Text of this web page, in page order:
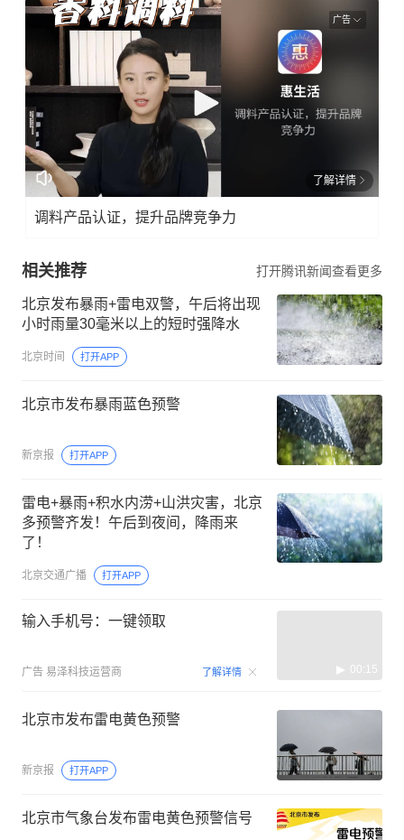
广告
了解详情
调料产品认证，提升品牌竞争力
相关推荐 打开腾讯新闻查看更多
北京发布暴雨+雷电双警，午后将出现
小时雨量30毫米以上的短时强降水
北京时间 打开APP
北京市发布暴雨蓝色预警
新京报 打开APP
雷电+暴雨+积水内涝+山洪灾害，北京
多预警齐发！午后到夜间，降雨来
了！
北京交通广播 打开APP
输入手机号：一键领取
广告 易泽科技运营商 了解详情 00:15
北京市发布雷电黄色预警
新京报 打开APP
北京市气象台发布雷电黄色预警信号